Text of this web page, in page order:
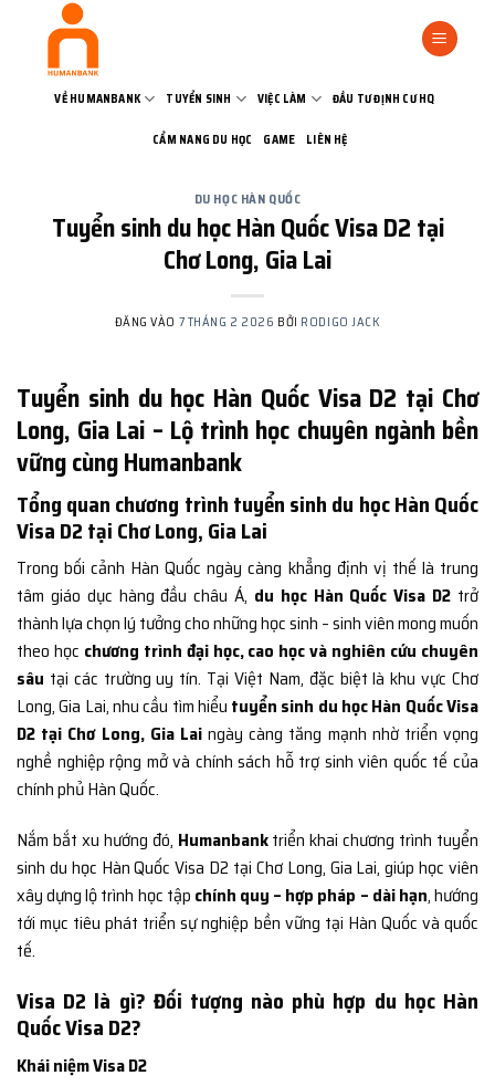
VỀ HUMANBANK TUYỂN SINH VIỆC LÀM ĐẦU TƯ ĐỊNH CƯ HQ
CẨM NANG DU HỌC GAME LIÊN HỆ
DU HỌC HÀN QUỐC
Tuyển sinh du học Hàn Quốc Visa D2 tại
Chơ Long, Gia Lai
ĐĂNG VÀO 7 THÁNG 2 2026 BỞI RODIGO JACK
Tuyển sinh du học Hàn Quốc Visa D2 tại Chơ
Long, Gia Lai – Lộ trình học chuyên ngành bền
vững cùng Humanbank
Tổng quan chương trình tuyển sinh du học Hàn Quốc
Visa D2 tại Chơ Long, Gia Lai
Trong bối cảnh Hàn Quốc ngày càng khẳng định vị thế là trung
tâm giáo dục hàng đầu châu Á, du học Hàn Quốc Visa D2 trở
thành lựa chọn lý tưởng cho những học sinh – sinh viên mong muốn
theo học chương trình đại học, cao học và nghiên cứu chuyên
sâu tại các trường uy tín. Tại Việt Nam, đặc biệt là khu vực Chơ
Long, Gia Lai, nhu cầu tìm hiểu tuyển sinh du học Hàn Quốc Visa
D2 tại Chơ Long, Gia Laingày càng tăng mạnh nhờ triển vọng
nghề nghiệp rộng mở và chính sách hỗ trợ sinh viên quốc tế của
chính phủ Hàn Quốc.
Nắm bắt xu hướng đó, Humanbanktriển khai chương trình tuyển
sinh du học Hàn Quốc Visa D2 tại Chơ Long, Gia Lai, giúp học viên
xây dựng lộ trình học tập chính quy – hợp pháp – dài hạn, hướng
tới mục tiêu phát triển sự nghiệp bền vững tại Hàn Quốc và quốc
tế.
Visa D2 là gì? Đối tượng nào phù hợp du học Hàn
Quốc Visa D2?
Khái niệm Visa D2